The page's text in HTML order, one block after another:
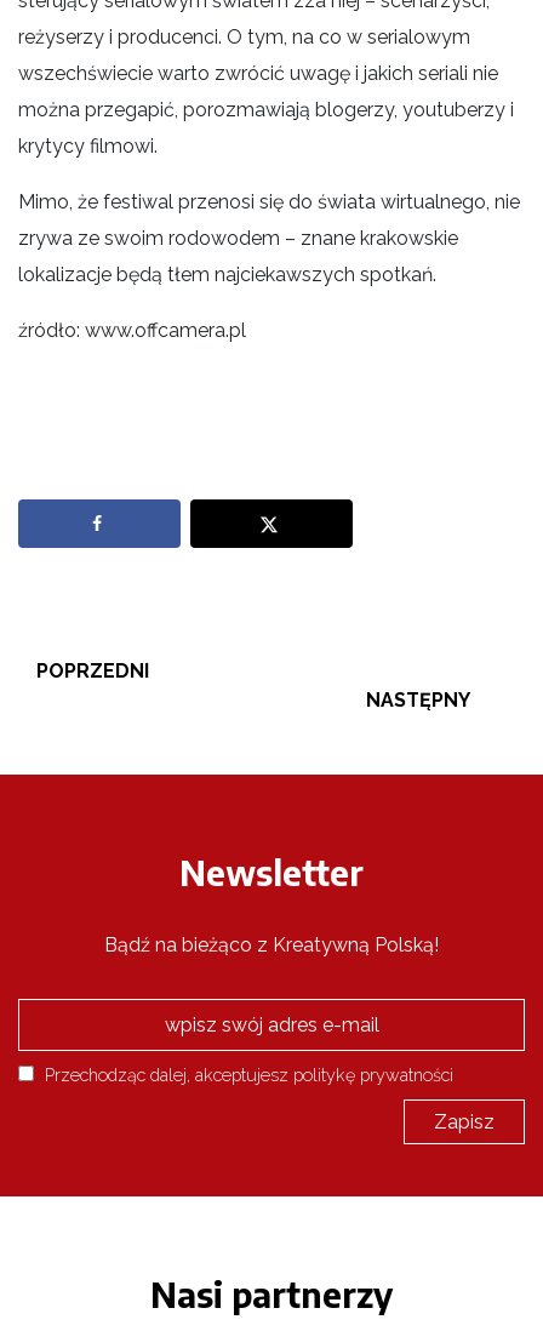
reżyserzy i producenci. O tym, na co w serialowym
wszechświecie warto zwrócić uwagę i jakich seriali nie
można przegapić, porozmawiają blogerzy, youtuberzy i
krytycy filmowi.
Mimo, że festiwal przenosi się do świata wirtualnego, nie
zrywa ze swoim rodowodem – znane krakowskie
lokalizacje będą tłem najciekawszych spotkań.
źródło: www.offcamera.pl
POPRZEDNI
NASTĘPNY
Newsletter
Bądź na bieżąco z Kreatywną Polską!
Przechodząc dalej, akceptujesz politykę prywatności
Nasi partnerzy